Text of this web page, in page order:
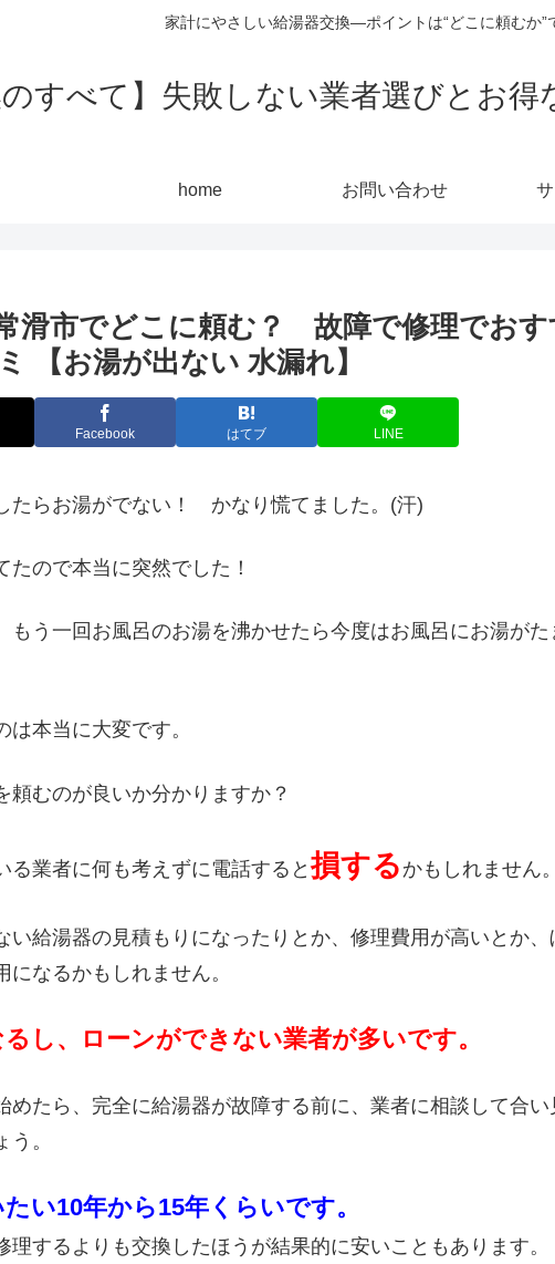
家計にやさしい給湯器交換—ポイントは“どこに頼むか”
のすべて】失敗しない業者選びとお
home お問い合わせ
滑市でどこに頼む？ 故障で修理でおす
【お湯が出ない 水漏れ】
Facebook はてブ LINE
たらお湯がでない！ かなり慌てました。(汗)
ので本当に突然でした！
もう一回お風呂のお湯を沸かせたら今度はお風呂にお湯がた
本当に大変です。
むのが良いか分かりますか？
る業者に何も考えずに電話すると損する かもしれません。
い給湯器の見積もりになったりとか、修理費用が高いとか、
なるかもしれません。
し、ローンができない業者が多いです。
めたら、完全に給湯器が故障する前に、業者に相談して合い
。
い10年から15年くらいです。
するよりも交換したほうが結果的に安いこともあります。